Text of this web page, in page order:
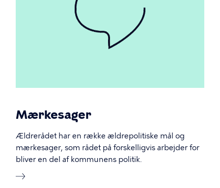
Mærkesager
Ældrerådet har en række ældrepolitiske mål og
mærkesager, som rådet på forskelligvis arbejder for
bliver en del af kommunens politik.